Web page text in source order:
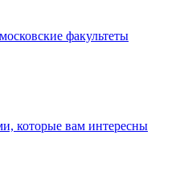
факультеты
которые вам интересны